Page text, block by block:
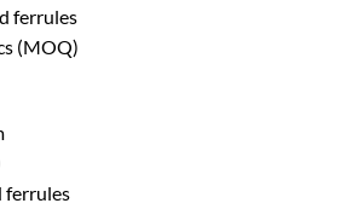
ferrules
(MOQ)
ferrules